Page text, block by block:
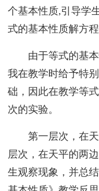
个基本性质,引导学
式的基本性质解方程
由于等式的基本
我在教学时给予特
础，因此在教学等
次的实验。
第一层次，在天
层次，在天平的两
生观察现象，并总